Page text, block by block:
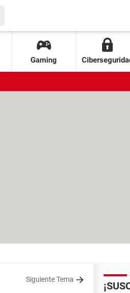
Gaming
Siguiente Tema